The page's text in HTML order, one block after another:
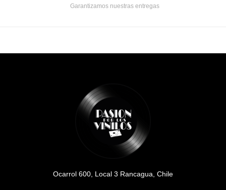
Garantizamos nuestras entregas
Ocarrol 600, Local 3 Rancagua, Chile